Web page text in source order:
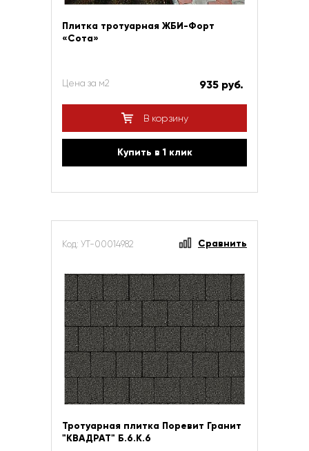
Плитка тротуарная ЖБИ-Форт
«Сота»
Цена за м2 935 руб.
В корзину
Купить в 1 клик
Код: УТ-00014982 Сравнить
Тротуарная плитка Поревит Гранит
"КВАДРАТ" Б.6.К.6